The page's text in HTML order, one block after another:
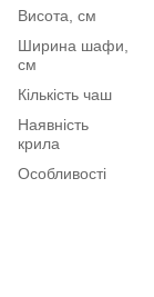
Висота, см
Ширина шафи,
см
Кількість чаш
Наявність
крила
Особливості